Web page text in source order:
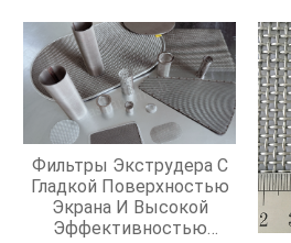
Фильтры Экструдера С
Гладкой Поверхностью
Экрана И Высокой
Эффективностью